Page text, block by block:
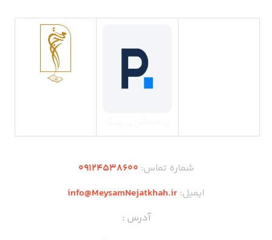
شماره تماس: 09124538600
ایمیل: info@MeysamNejatkhah.ir
آدرس :